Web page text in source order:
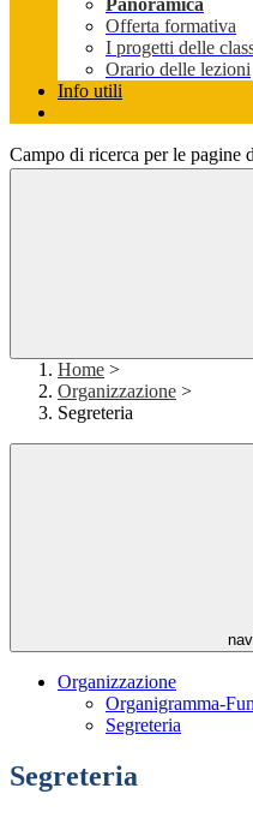
Panoramica
Offerta formativa
I progetti delle
Orario delle lezioni
Info utili
Campo di ricerca per le pagine
Home >
Organizzazione >
Segreteria
Organizzazione
Organigramma-
Segreteria
Segreteria